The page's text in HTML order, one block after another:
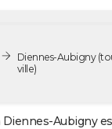
Diennes-Aubigny
ville)
Diennes-Aubigny